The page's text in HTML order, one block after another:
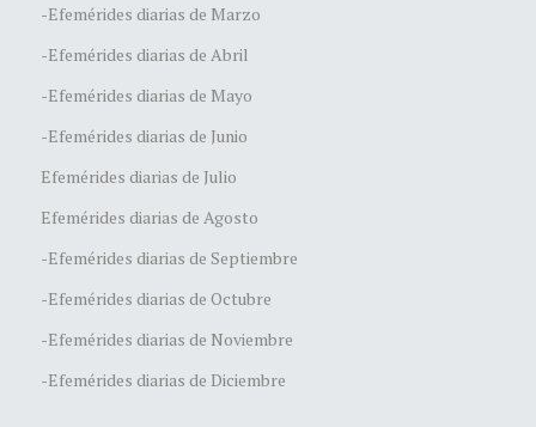
-Efemérides diarias de Marzo
-Efemérides diarias de Abril
-Efemérides diarias de Mayo
-Efemérides diarias de Junio
Efemérides diarias de Julio
Efemérides diarias de Agosto
-Efemérides diarias de Septiembre
-Efemérides diarias de Octubre
-Efemérides diarias de Noviembre
-Efemérides diarias de Diciembre